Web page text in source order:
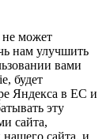
может
нам улучшить
вами
будет
Яндекса в ЕС и
эту
сайта,